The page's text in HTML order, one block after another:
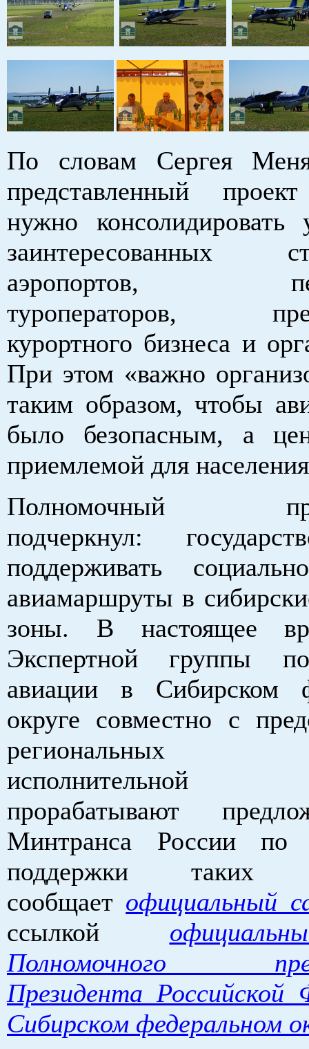
По словам Сергея
представленный
нужно консолидировать
аэропортов,
туроператоров,
курортного бизнеса и
При этом «важно
таким образом, чтобы
было безопасным, а
приемлемой для
Полномочный
подчеркнул:
поддерживать
авиамаршруты в
зоны. В настоящее
Экспертной группы
авиации в Сибирском
округе совместно с
региональных
прорабатывают
Минтранса России по
поддержки таких
сообщает официальный
ссылкой
Полномочного
Президента Российской
Сибирском федеральном